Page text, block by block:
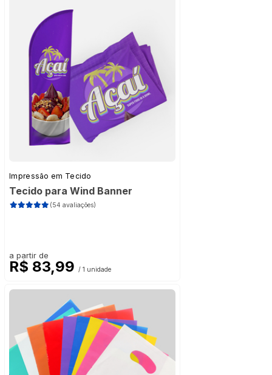
Impressão em Tecido
Tecido para Wind Banner
(54 avaliações)
a partir de
R$ 83,99 / 1 unidade